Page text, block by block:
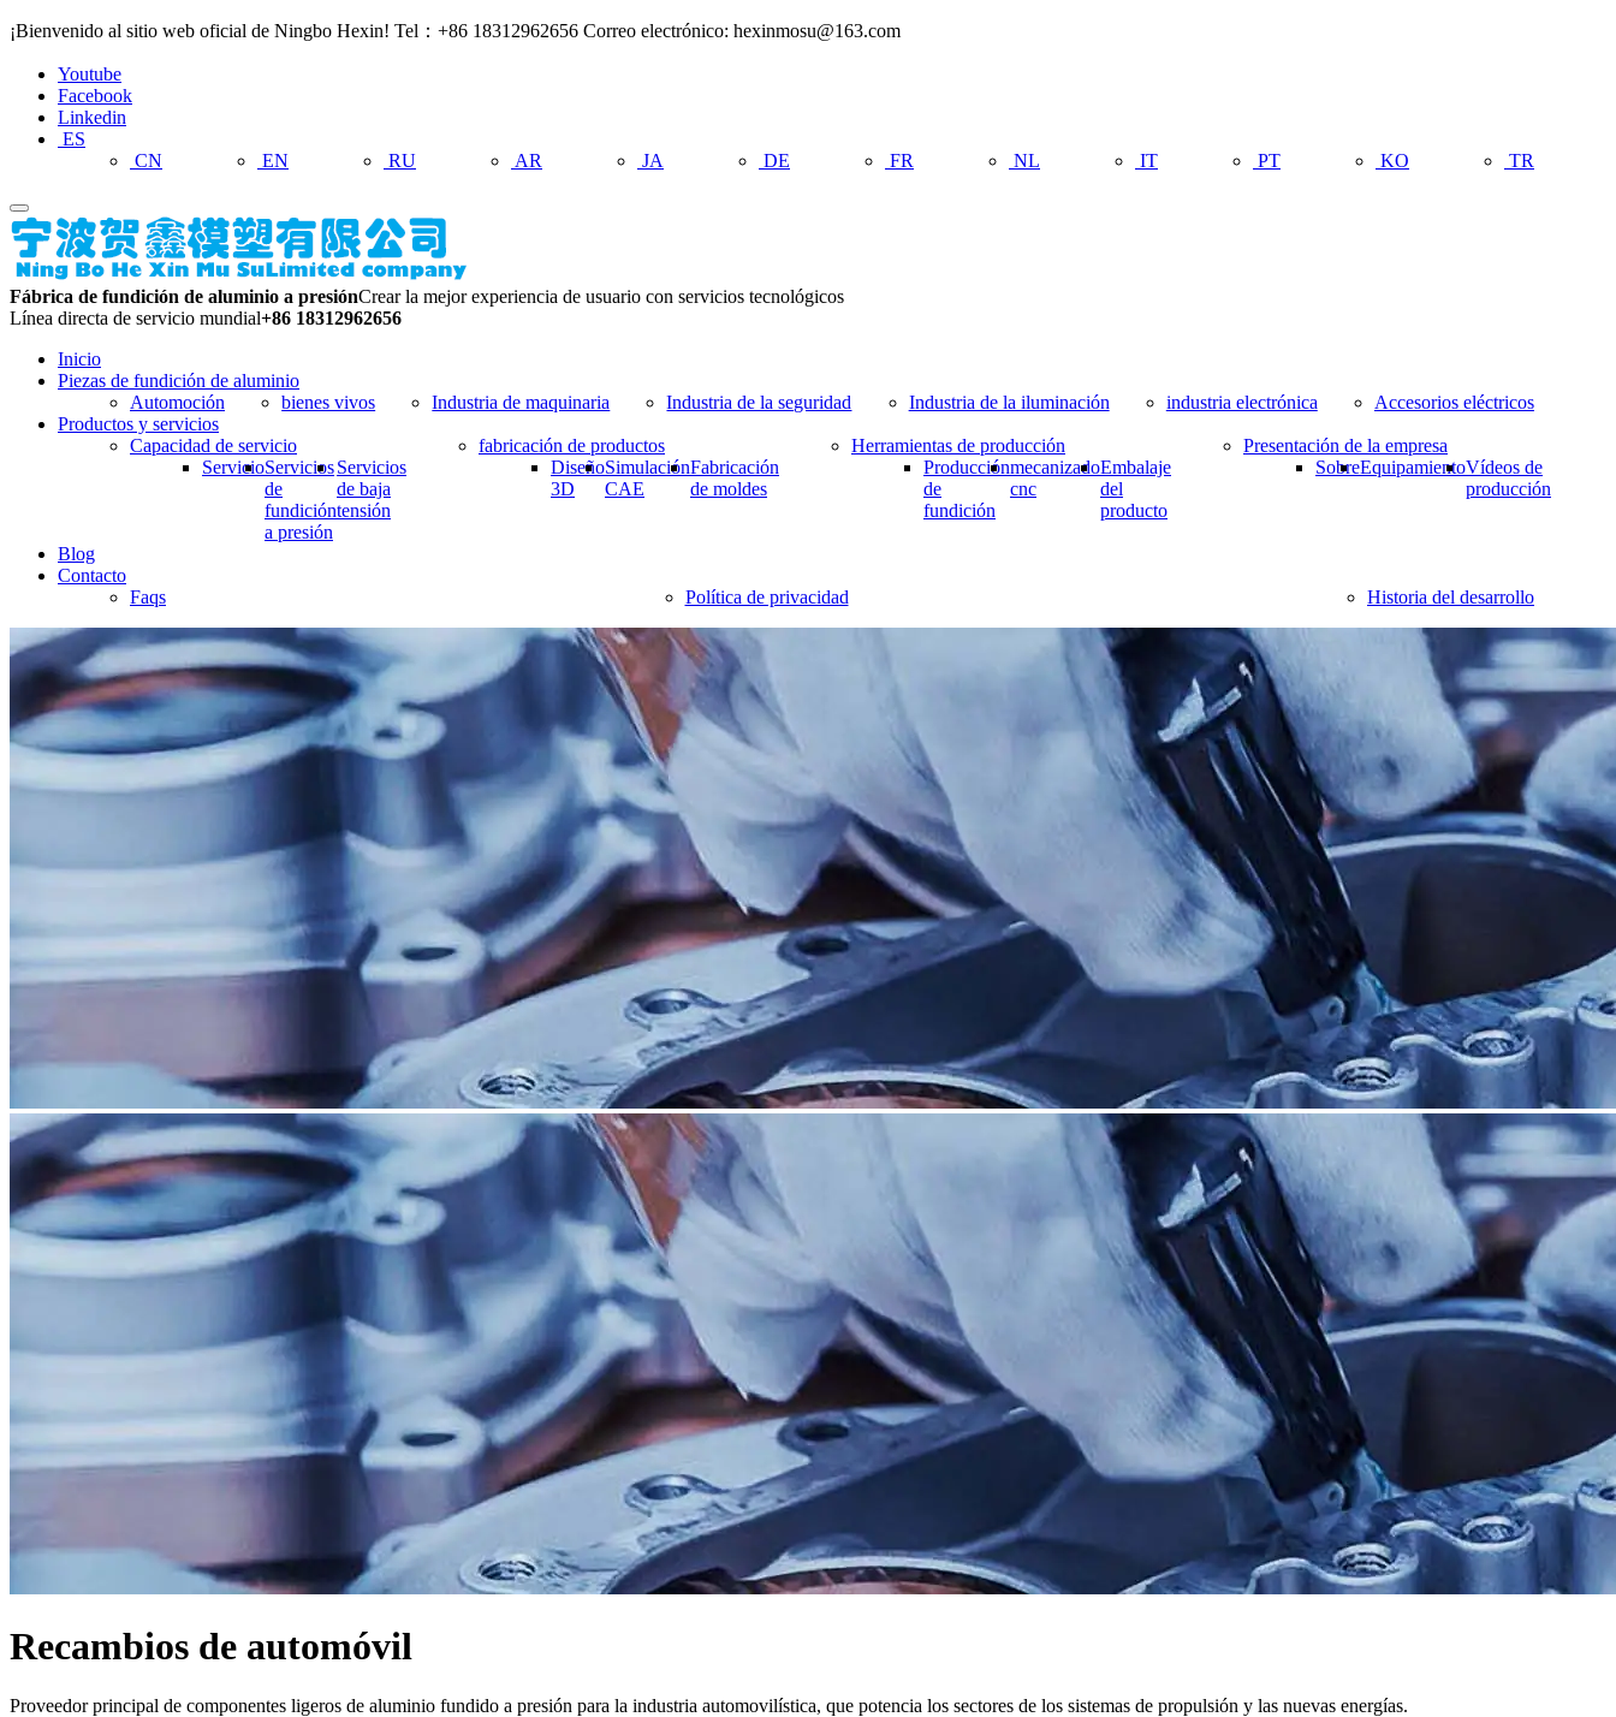
¡Bienvenido al sitio web oficial de Ningbo Hexin! Tel：+86 18312962656 Correo electrónico: hexinmosu@163.com
Youtube
Facebook
Linkedin
ES
CN
EN RU AR JA DE FR NL IT PT KO TR
Fábrica de fundición de aluminio a presiónCrear la mejor experiencia de usuario con servicios tecnológicos
Línea directa de servicio mundial+86 18312962656
Inicio
Piezas de fundición de aluminio
Automoción
bienes vivos Industria de maquinaria Industria de la seguridad Industria de la iluminación industria electrónica
Accesorios eléctricos
Productos y servicios
Capacidad de servicio
ServicioServicios
de
fundición
a presión
Servicios
de baja
tensión
fabricación de productos
Diseño
3D
Simulación
CAE
Fabricación
de moldes
Herramientas de producción
Producción
de
fundición
mecanizado
cnc
Embalaje
del
producto
Presentación de la empresa
SobreEquipamientoVídeos de
producción
Blog
Contacto
Faqs
Política de privacidad Historia del desarrollo
Recambios de automóvil
Proveedor principal de componentes ligeros de aluminio fundido a presión para la industria automovilística, que potencia los sectores de los sistemas de propulsión y las nuevas energías.